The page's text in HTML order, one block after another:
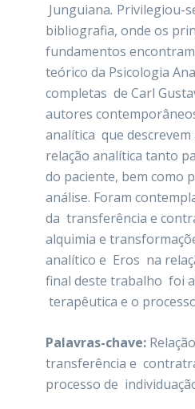
Junguiana. Privilegiou-
bibliografia, onde os
fundamentos
teórico da Psicologia
completas de Carl
autores
analítica que
relação analítica tanto
do paciente, bem como
análise. Foram
da transferência e
alquimia e
analítico e Eros na
final deste trabalho foi
terapêutica e o
Palavras-chave:
transferência e
processo de